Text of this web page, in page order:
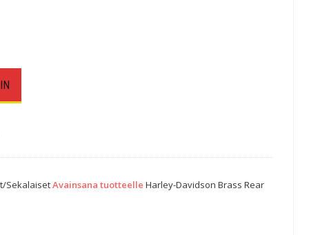
SekalaisetAvainsana tuotteelleHarley-Davidson Brass Rear